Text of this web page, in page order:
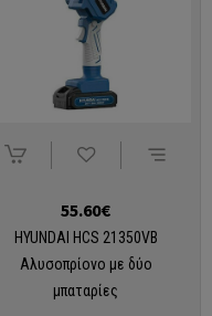
55.60€
HYUNDAI HCS 21350VB
Αλυσοπρίονο με δύο
μπαταρίες